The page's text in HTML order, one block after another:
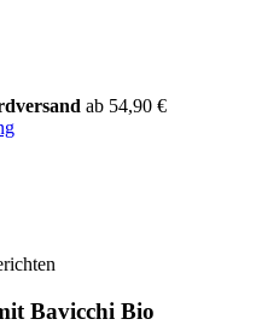
ab 54,90 €
Bavicchi Bio